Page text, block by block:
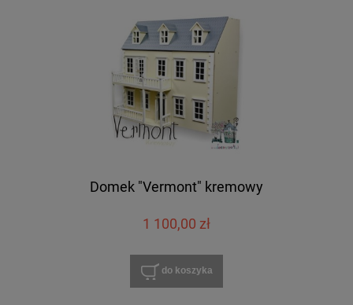
Domek "Vermont" kremowy
1 100,00 zł
do koszyka